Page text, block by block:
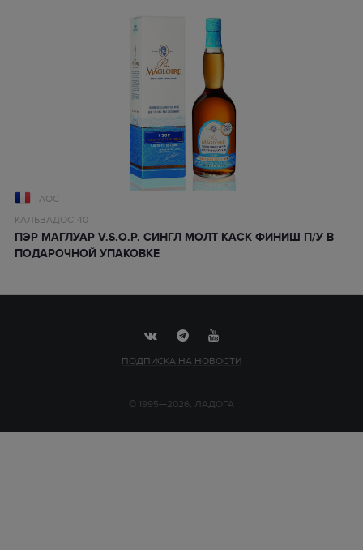
AOC
КАЛЬВАДОС 40
ПЭР МАГЛУАР V.S.O.P. СИНГЛ МОЛТ КАСК ФИНИШ П/У В
ПОДАРОЧНОЙ УПАКОВКЕ
ПОДПИСКА НА НОВОСТИ
© 1995—2026, ЛАДОГА